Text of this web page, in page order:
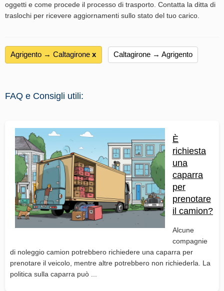
oggetti e come procede il processo di trasporto. Contatta la ditta di
traslochi per ricevere aggiornamenti sullo stato del tuo carico.
Agrigento → Caltagirone х Caltagirone → Agrigento
FAQ e Consigli utili:
È
richiesta
una
caparra
per
prenotare
il camion?
Alcune
compagnie
di noleggio camion potrebbero richiedere una caparra per
prenotare il veicolo, mentre altre potrebbero non richiederla. La
politica sulla caparra può ...